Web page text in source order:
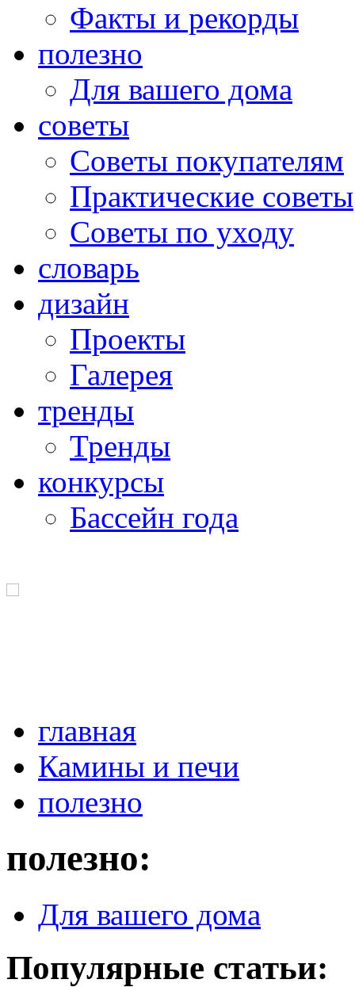
Факты и рекорды
полезно
Для вашего дома
советы
Советы покупателям
Практические советы
Советы по уходу
словарь
дизайн
Проекты
Галерея
тренды
Тренды
конкурсы
Бассейн года
главная
Камины и печи
полезно
полезно:
Для вашего дома
Популярные статьи: